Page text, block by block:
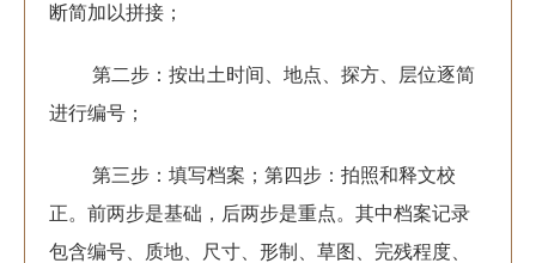
断简加以拼接；
第二步：按出土时间、地点、探方、层位逐简
进行编号；
第三步：填写档案；第四步：拍照和释文校
正。前两步是基础，后两步是重点。其中档案记录
包含编号、质地、尺寸、形制、草图、完残程度、